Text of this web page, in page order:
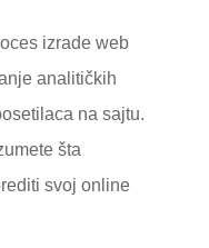
izrade web
analitičkih
na sajtu.
šta
svoj online